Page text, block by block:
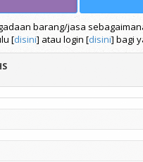
barang/jasa
[disini] atau login [disini] bagi